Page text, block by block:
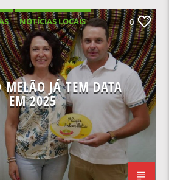
NOTÍCIAS LOCAIS
0
MELÃO JÁ TEM DATA
EM 2025